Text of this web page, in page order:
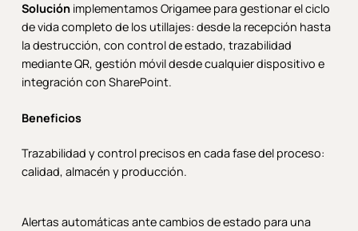
Soluciónimplementamos Origamee para gestionar el ciclo
de vida completo de los utillajes: desde la recepción hasta
la destrucción, con control de estado, trazabilidad
mediante QR, gestión móvil desde cualquier dispositivo e
integración con SharePoint.
Beneficios
Trazabilidad y control precisos en cada fase del proceso:
calidad, almacén y producción.
Alertas automáticas ante cambios de estado para una